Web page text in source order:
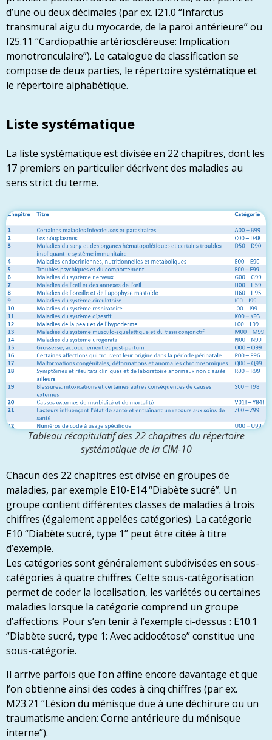
d’une ou deux décimales (par ex. I21.0 “Infarctus
transmural aigu du myocarde, de la paroi antérieure” ou
I25.11 “Cardiopathie artérioscléreuse: Implication
monotronculaire”). Le catalogue de classification se
compose de deux parties, le répertoire systématique et
le répertoire alphabétique.
Liste systématique
La liste systématique est divisée en 22 chapitres, dont les
17 premiers en particulier décrivent des maladies au
sens strict du terme.
Tableau récapitulatif des 22 chapitres du répertoire
systématique de la CIM-10
Chacun des 22 chapitres est divisé en groupes de
maladies, par exemple E10-E14 “Diabète sucré”. Un
groupe contient différentes classes de maladies à trois
chiffres (également appelées catégories). La catégorie
E10 “Diabète sucré, type 1” peut être citée à titre
d’exemple.
Les catégories sont généralement subdivisées en sous-
catégories à quatre chiffres. Cette sous-catégorisation
permet de coder la localisation, les variétés ou certaines
maladies lorsque la catégorie comprend un groupe
d’affections. Pour s’en tenir à l’exemple ci-dessus : E10.1
“Diabète sucré, type 1: Avec acidocétose” constitue une
sous-catégorie.
Il arrive parfois que l’on affine encore davantage et que
l’on obtienne ainsi des codes à cinq chiffres (par ex.
M23.21 “Lésion du ménisque due à une déchirure ou un
traumatisme ancien: Corne antérieure du ménisque
interne”).